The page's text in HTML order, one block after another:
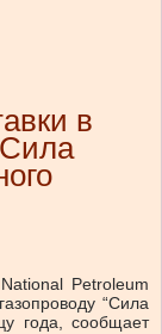
в
Petroleum
“Сила
года, сообщает